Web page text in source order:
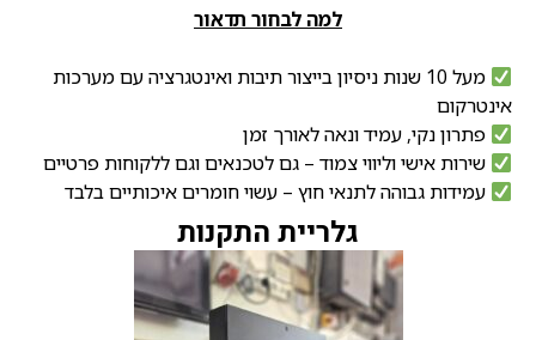
למה לבחור תדאור
מעל 10 שנות ניסיון בייצור תיבות ואינטגרציה עם מערכות
אינטרקום
פתרון נקי, עמיד ונאה לאורך זמן
שירות אישי וליווי צמוד – גם לטכנאים וגם ללקוחות פרטיים
עמידות גבוהה לתנאי חוץ – עשוי חומרים איכותיים בלבד
גלריית התקנות